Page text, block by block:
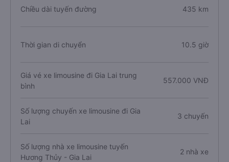
Chiều dài tuyến đường 435 km
Thời gian di chuyển 10.5 giờ
Giá vé xe limousine đi Gia Lai trung
bình
557.000 VNĐ
Số lượng chuyến xe limousine đi Gia
Lai
3 chuyến
Số lượng nhà xe limousine tuyến
Hương Thủy - Gia Lai
2 nhà xe